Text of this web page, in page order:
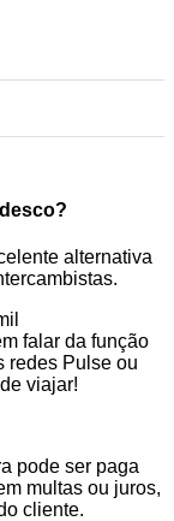
alternativa
falar da função
redes Pulse ou
viajar!
pode ser paga
multas ou juros,
cliente.